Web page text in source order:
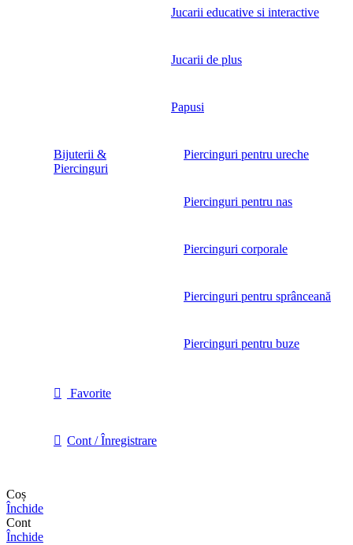
Jucarii educative si interactive
Jucarii de plus
Papusi
Bijuterii &
Piercinguri
Piercinguri pentru ureche
Piercinguri pentru nas
Piercinguri corporale
Piercinguri pentru sprânceană
Piercinguri pentru buze
Favorite
Cont / Înregistrare
Coș
Închide
Cont
Închide